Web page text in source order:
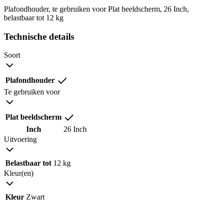
Plafondhouder, te gebruiken voor Plat beeldscherm, 26 Inch,
belastbaar tot 12 kg
Technische details
Soort
Plafondhouder
Te gebruiken voor
Plat beeldscherm
Inch
26 Inch
Uitvoering
Belastbaar tot 12 kg
Kleur(en)
Kleur Zwart